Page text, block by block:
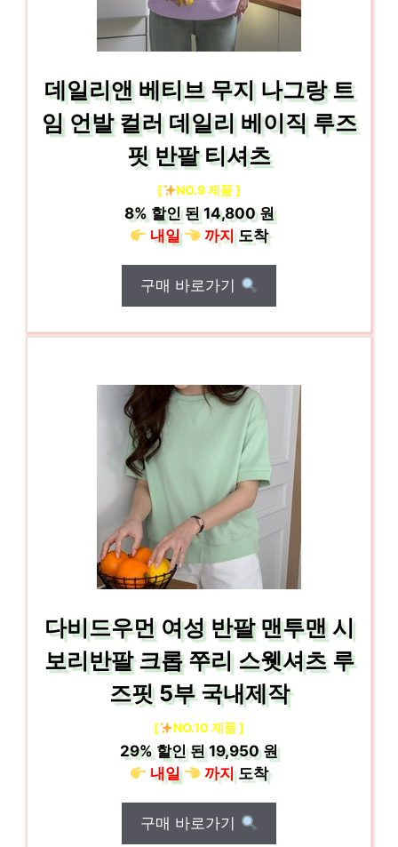
데일리앤 베티브 무지 나그랑 트
임 언발 컬러 데일리 베이직 루즈
핏 반팔 티셔츠
[ NO.9 제품 ]
8%할인 된14,800 원
내일
까지도착
구매 바로가기
다비드우먼 여성 반팔 맨투맨 시
보리반팔 크롭 쭈리 스웻셔츠 루
즈핏 5부 국내제작
[ NO.10 제품 ]
29%할인 된19,950 원
내일
까지도착
구매 바로가기